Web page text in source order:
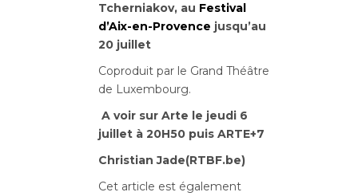
Tcherniakov, au Festival
d’Aix-en-Provence jusqu’au
20 juillet
Coproduit par le Grand Théâtre
de Luxembourg.
A voir sur Arte le jeudi 6
juillet à 20H50 puis ARTE+7
Christian Jade(RTBF.be)
Cet article est également